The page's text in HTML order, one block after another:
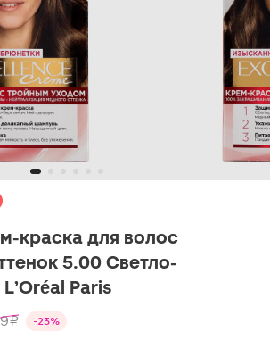
краска для волос
5.00 Светло-
Paris
₽ -23%